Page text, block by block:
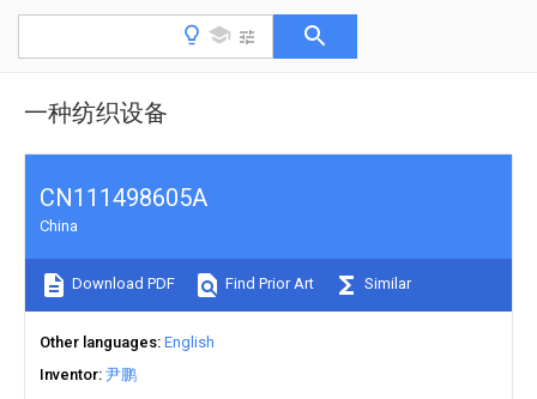
一种纺织设备
CN111498605A
China
Download PDF Find Prior Art Similar
Other languages English
Inventor 尹鹏